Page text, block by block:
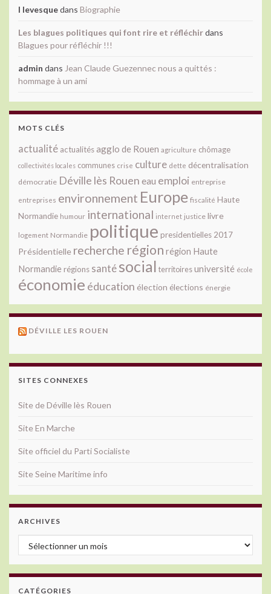
l levesquedans Biographie
Les blagues politiques qui font rire et réfléchirdans
Blagues pour réfléchir !!!
admin dans Jean Claude Guezennec nous a quittés :
hommage à un ami
MOTS CLÉS
actualité actualitésagglo de Rouen agriculture chômage
collectivités locales communes crise culture dette décentralisation
démocratie Déville lès Rouen eau emploi entreprise
entreprises environnement Europe fiscalité Haute
Normandie humour international internet justice livre
logement Normandie politique presidentielles 2017
Présidentielle recherche région région Haute
Normandie régions santésocial territoiresuniversité école
économie éducation élection élections énergie
DÉVILLE LES ROUEN
SITES CONNEXES
Site de Déville lès Rouen
Site En Marche
Site officiel du Parti Socialiste
Site Seine Maritime info
ARCHIVES
Archives
CATÉGORIES